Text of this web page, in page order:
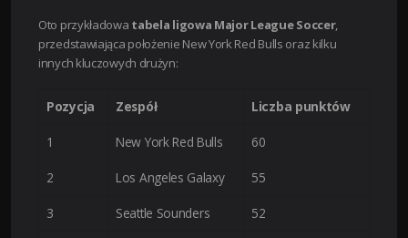
Oto przykładowa tabela ligowa Major League Soccer,
przedstawiająca położenie New York Red Bulls oraz kilku
innych kluczowych drużyn:
Pozycja Zespół Liczba punktów
1 New York Red Bulls 60
2 Los Angeles Galaxy 55
3 Seattle Sounders 52